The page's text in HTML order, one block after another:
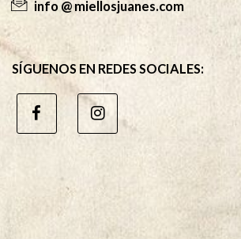
info @ miellosjuanes.com
SÍGUENOS EN REDES SOCIALES: